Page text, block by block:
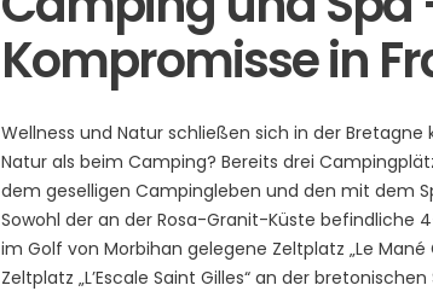
Kompromisse in
Wellness und Natur schließen sich in der
Natur als beim Camping? Bereits drei
dem geselligen Campingleben und den mit dem
Sowohl der an der Rosa-Granit-Küste befindliche
im Golf von Morbihan gelegene Zeltplatz „Le
Zeltplatz „L’Escale Saint Gilles“ an der